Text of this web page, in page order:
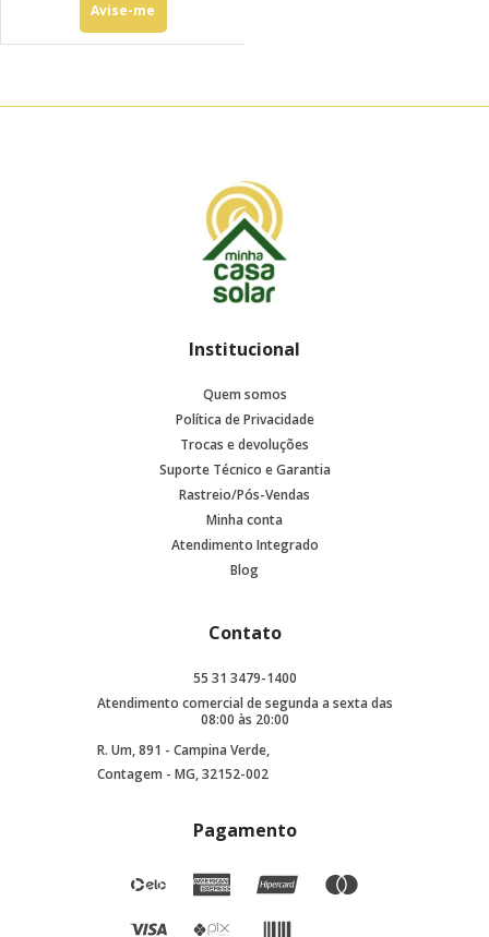
Avise-me
Institucional
Quem somos
Política de Privacidade
Trocas e devoluções
Suporte Técnico e Garantia
Rastreio/Pós-Vendas
Minha conta
Atendimento Integrado
Blog
Contato
55 31 3479-1400
Atendimento comercial de segunda a sexta das
08:00 às 20:00
R. Um, 891 - Campina Verde,
Contagem - MG, 32152-002
Pagamento